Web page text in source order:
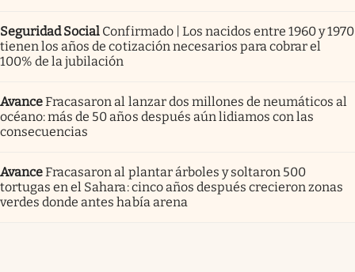
Seguridad Social Confirmado | Los nacidos entre 1960 y 1970
tienen los años de cotización necesarios para cobrar el
100% de la jubilación
AvanceFracasaron al lanzar dos millones de neumáticos al
océano: más de 50 años después aún lidiamos con las
consecuencias
AvanceFracasaron al plantar árboles y soltaron 500
tortugas en el Sahara: cinco años después crecieron zonas
verdes donde antes había arena